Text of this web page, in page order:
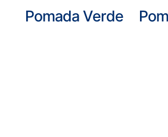
Pomada Verde